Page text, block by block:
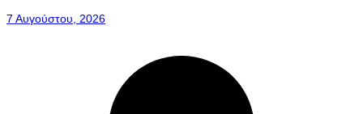
7 Αυγούστου, 2026